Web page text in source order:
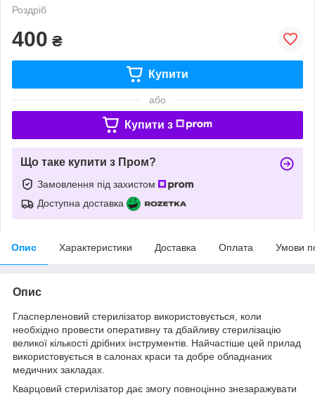
Роздріб
400 ₴
Купити
або
Купити з
Що таке купити з Пром?
Замовлення під захистом
Доступна доставка
Опис Характеристики Доставка Оплата Умови
Опис
Гласперленовий стерилізатор використовується, коли
необхідно провести оперативну та дбайливу стерилізацію
великої кількості дрібних інструментів. Найчастіше цей прилад
використовується в салонах краси та добре обладнаних
медичних закладах.
Кварцовий стерилізатор дає змогу повноцінно знезаражувати